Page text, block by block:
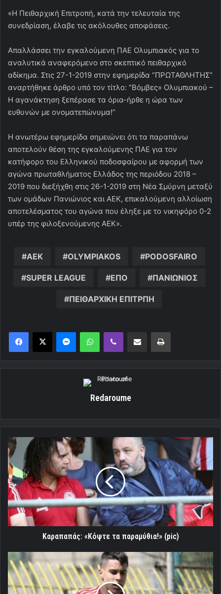
«Η Πειθαρχική Επιτροπή, κατά την τελευταία της
συνεδρίαση, έλαβε τις ακόλουθες αποφάσεις.
Απαλλάσσει την εγκαλούμενη ΠΑΕ Ολυμπιακός για το
αναλυτικά αναφερόμενο στο σκεπτικό πειθαρχικό
αδίκημα. Στις 27-1-2019 στην εφημερίδα “ΠΡΩΤΑΘΛΗΤΗΣ”
αναρτήθηκε άρθρο υπό τον τίτλο: “Βόμβες» Ολυμπιακού –
Η αγανάκτηση ξεπέρασε τα όρια-ήρθε η ώρα των
ευθυνών με ονοματεπώνυμα!”
Η ανωτέρω εφημερίδα σημειώνει ότι τα παραπάνω
αποτελούν θέση της εγκαλούμενης ΠΑΕ για τον
κατήφορο του Ελληνικού ποδοσφαίρου με αφορμή των
αγώνα πρωταθλήματος Ελλάδος της περιόδου 2018 –
2019 που διεξήχθη στις 26-1-2019 στη Νέα Σμύρνη μεταξύ
των ομάδων Πανιώνιος και ΑΕΚ, επικαλούμενη αλλοίωση
αποτελέσματος του αγώνα που έληξε με το νικηφόρο 0-2
υπέρ της φιλοξενούμενης ΑΕΚ».
AEK OLYMPIAKOS PODOSFAIRO
SUPER LEAGUE ΕΠΟ ΠΑΝΙΩΝΙΟΣ
ΠΕΙΘΑΡΧΙΚΗ ΕΠΙΤΡΠΗ
MessengerWhatsAppViber Κοινοποίηση μέσω ηλεκτρονικού ταχυδρομείουΕκτύπωση
Redaroume
Καραπαπάς:
«Κόψτε
τα
παραμύθια!»
(pic)
Καραπαπάς: «Κόψτε τα παραμύθια!» (pic)
Με
την
επαγγελματική
ομάδα